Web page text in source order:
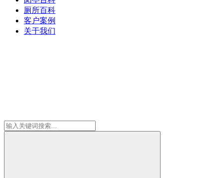
厕所百科
客户案例
关于我们